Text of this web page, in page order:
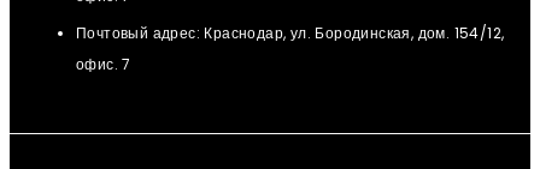
Почтовый адрес: Краснодар, ул. Бородинская, дом. 154/12,
офис. 7